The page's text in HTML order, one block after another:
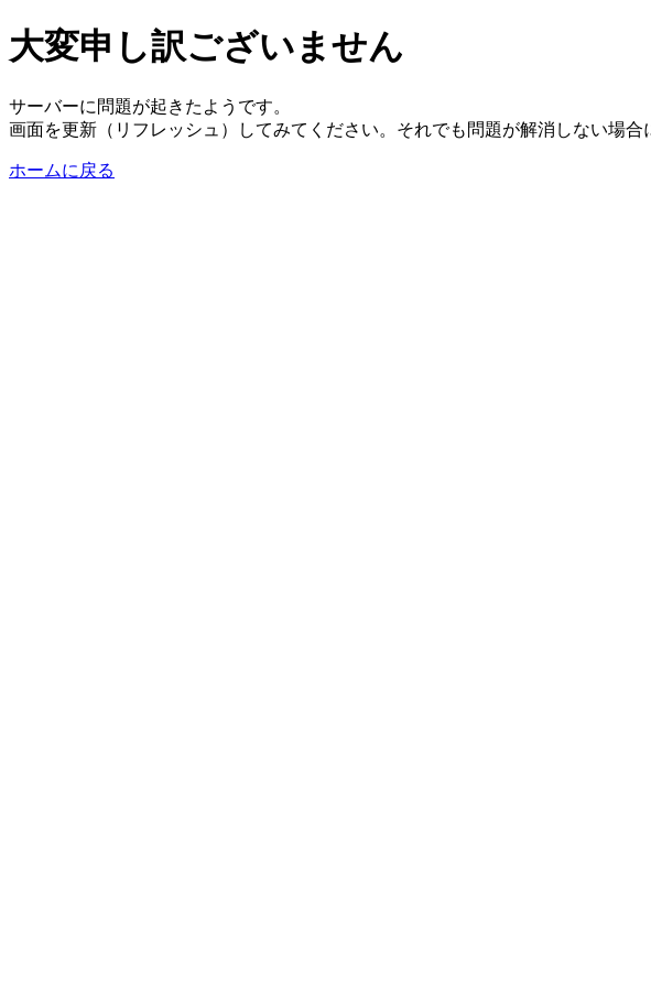
大変申し訳ございません
サーバーに問題が起きたようです。
画面を更新（リフレッシュ）してみてください。それでも問題が解消しない場合
ホームに戻る